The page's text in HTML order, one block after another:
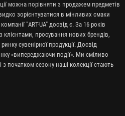
можна порівняти з продажем предметів
зорієнтуватися в мінливих смаки
"ART-UA" досвід є. За 16 років
просування нових брендів,
сувенірної продукції. Досвід
«випереджаючи події». Ми сміливо
початком сезону наші колекції стають